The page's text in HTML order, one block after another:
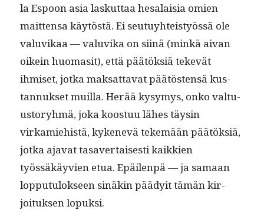
la Espoon asia laskut­taa hesalaisia omien
mait­ten­sa käytöstä. Ei seu­tuy­hteistyössä ole
val­u­vikaa — val­u­vi­ka on siinä (minkä aivan
oikein huo­m­a­sit), että päätök­siä tekevät
ihmiset, jot­ka mak­sat­ta­vat päätösten­sä kus­
tan­nuk­set muil­la. Herää kysymys, onko val­tu­
us­to­ryh­mä, joka koos­t­uu läh­es täysin
virkamiehistä, kykenevä tekemään päätök­siä,
jot­ka aja­vat tasaver­tais­es­ti kaikkien
työssäkäyvien etua. Epäilen­pä — ja samaan
lop­putu­lok­seen sinäkin päädy­it tämän kir­
joituk­sen lopuksi.